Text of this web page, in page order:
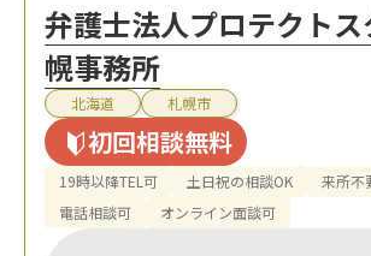
弁護士法人プロテクトス
幌事務所
北海道 札幌市
初回相談無料
19時以降TEL可 土日祝の相談OK
来所不
電話相談可
オンライン面談可